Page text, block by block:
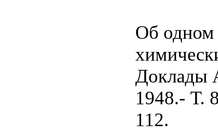
Об одном
Доклады
1948.- Т.
112.